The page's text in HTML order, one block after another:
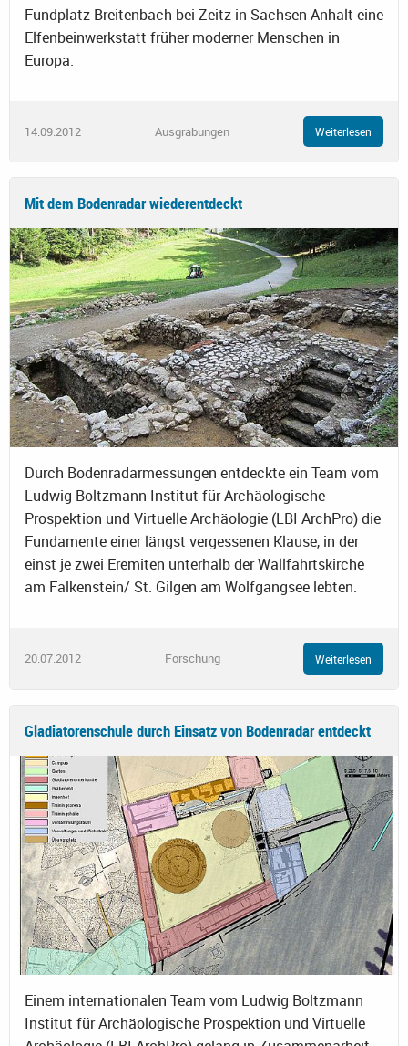
Fundplatz Breitenbach bei Zeitz in Sachsen-Anhalt eine
Elfenbeinwerkstatt früher moderner Menschen in
Europa.
14.09.2012 Ausgrabungen Weiterlesen
Mit dem Bodenradar wiederentdeckt
Durch Bodenradarmessungen entdeckte ein Team vom
Ludwig Boltzmann Institut für Archäologische
Prospektion und Virtuelle Archäologie (LBI ArchPro) die
Fundamente einer längst vergessenen Klause, in der
einst je zwei Eremiten unterhalb der Wallfahrtskirche
am Falkenstein/ St. Gilgen am Wolfgangsee lebten.
20.07.2012 Forschung Weiterlesen
Gladiatorenschule durch Einsatz von Bodenradar entdeckt
Einem internationalen Team vom Ludwig Boltzmann
Institut für Archäologische Prospektion und Virtuelle